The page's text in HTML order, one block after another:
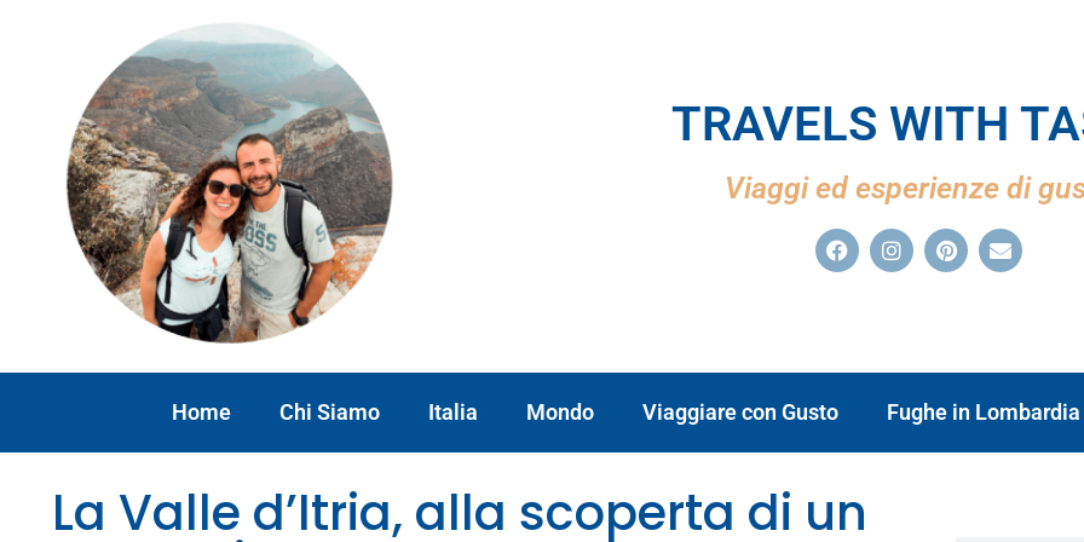
TRAVELS WITH
Viaggi ed esperienze di
Home Chi Siamo Italia Mondo Viaggiare con Gusto Fughe in Lombardia
La Valle d’Itria, alla scoperta di un